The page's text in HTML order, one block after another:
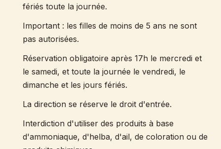
fériés toute la journée.
Important : les filles de moins de 5 ans ne sont
pas autorisées.
Réservation obligatoire après 17h le mercredi et
le samedi, et toute la journée le vendredi, le
dimanche et les jours fériés.
La direction se réserve le droit d'entrée.
Interdiction d'utiliser des produits à base
d'ammoniaque, d'helba, d'ail, de coloration ou de